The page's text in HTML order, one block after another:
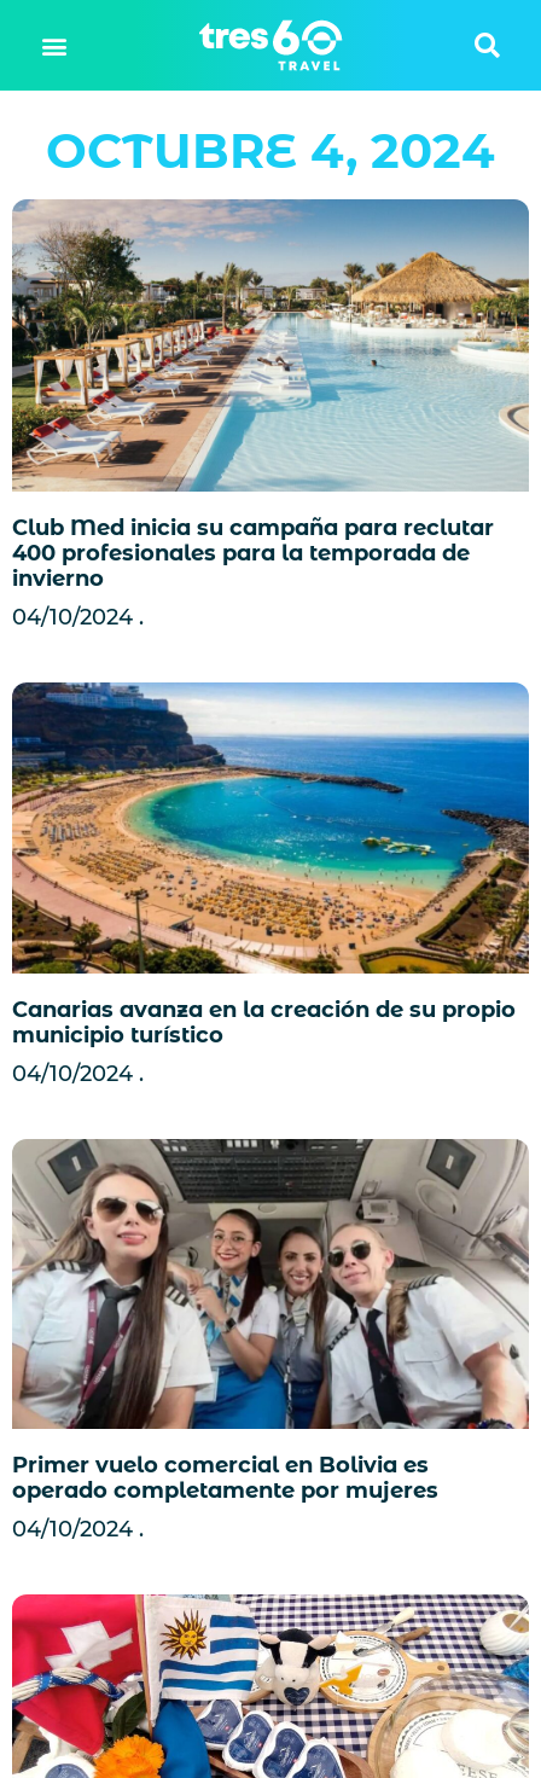
OCTUBRE 4, 2024
Club Med inicia su campaña para reclutar
400 profesionales para la temporada de
invierno
04/10/2024
Canarias avanza en la creación de su propio
municipio turístico
04/10/2024
Primer vuelo comercial en Bolivia es
operado completamente por mujeres
04/10/2024